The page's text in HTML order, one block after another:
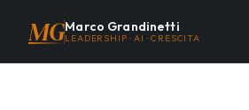
MGMarco Grandinetti
LEADERSHIP · AI · CRESCITA